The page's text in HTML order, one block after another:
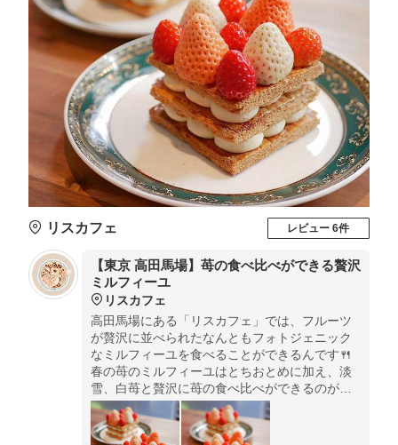
リスカフェ レビュー 6件
【東京 高田馬場】苺の食べ比べができる贅沢
ミルフィーユ
リスカフェ
高田馬場にある「リスカフェ」では、フルーツ
が贅沢に並べられたなんともフォトジェニック
なミルフィーユを食べることができるんです🍴
春の苺のミルフィーユはとちおとめに加え、淡
雪、白苺と贅沢に苺の食べ比べができるのが魅
力的✨季節によって使われるフルーツは変わる
ので公式のInstagramをチェックの上、お取り置
き推奨です🍓